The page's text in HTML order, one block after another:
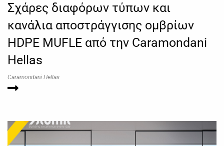
Σχάρες διαφόρων τύπων και
κανάλια αποστράγγισης ομβρίων
HDPE MUFLE από την Caramondani
Hellas
Caramondani Hellas